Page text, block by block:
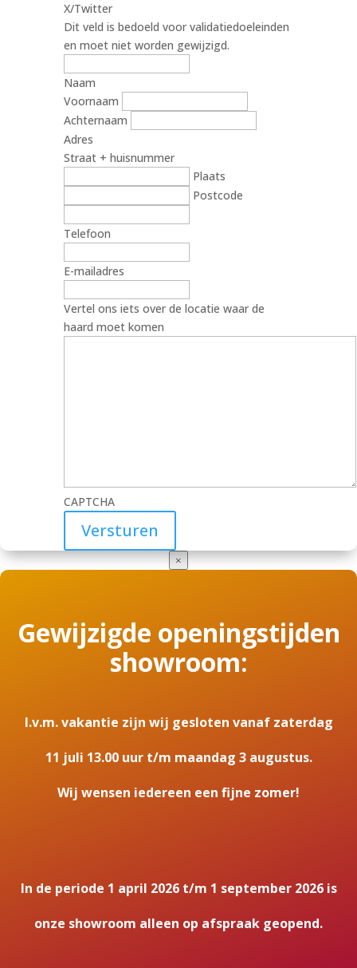
X/Twitter
Dit veld is bedoeld voor validatiedoeleinden
en moet niet worden gewijzigd.
Naam
Voornaam
Achternaam
Adres
Straat + huisnummer
Plaats
Postcode
Telefoon
E-mailadres
Vertel ons iets over de locatie waar de
haard moet komen
CAPTCHA
×
Gewijzigde openingstijden
showroom:
I.v.m. vakantie zijn wij gesloten vanaf zaterdag
11 juli 13.00 uur t/m maandag 3 augustus.
Wij wensen iedereen een fijne zomer!
In de periode 1 april 2026 t/m 1 september 2026 is
onze showroom alleen op afspraak geopend.